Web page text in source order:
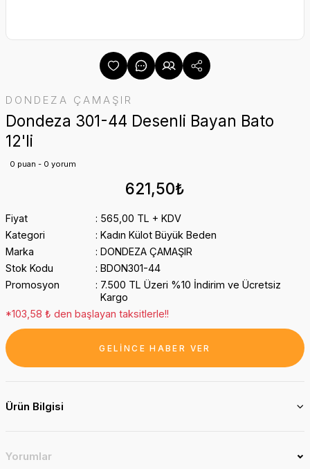
DONDEZA ÇAMAŞIR
Dondeza 301-44 Desenli Bayan Bato
12'li
0 puan - 0 yorum
621,50₺
Fiyat
565,00 TL + KDV
Kategori
Kadın Külot Büyük Beden
Marka
DONDEZA ÇAMAŞIR
Stok Kodu
BDON301-44
Promosyon
7.500 TL Üzeri %10 İndirim ve Ücretsiz
Kargo
*103,58 ₺ den başlayan taksitlerle!!
GELİNCE HABER VER
Ürün Bilgisi
Yorumlar